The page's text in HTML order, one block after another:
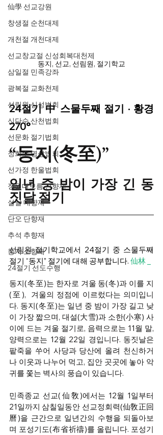
仙學 선교강원
창생절 순천대제
개천절 개천대제
선교창교절 신성회복대천제
삼일절 민족강좌
광복절 교화천제
선림원 신성법회
신단수 산천법회
선문화 절기법회
정화수 명상법회
선가정 한울법회
정월대보름 진향재
설날 대향재
단오 단향재
추석 추향재
동지 소향재
24절기 선도수행
동지, 선교, 선림원, 절기학교
24절기 中 스물두째 절기 · 황경
270°
“동지(冬至)”
일년 중 밤이 가장 긴 동
짓달 절기
선림원 절기학교에서 24절기 중 스물두째
절기 “동지” 절기에 대해 공부합니다. 仙林 _
동지(冬至)는 한자로 겨울 동(冬)과 이를 지
(至),  겨울의 정점에 이르렀다는 의미입니
다. 동지(冬至)는 일년 중 밤이 가장 길고 낮
이 가장 짧으며, 대설(大雪)과 소한(小寒) 사
이에 드는 겨울 절기로, 음력으로는 11월 말,
양력으로는 12월 22일 경입니다. 동짓날은
팥죽을 쑤어 사당과 당산에 올려 천신하거
나 이웃과 나누어 먹고, 집안 곳곳에 놓아 악
귀를 쫓는 벽사의 풍습이 있습니다.
민족종교 선교(仙敎)에서는 12월 1일부터
21일까지 삼칠일동안 선교정회력(仙敎正回
曆)을 근간으로 일년간의 수행을 되돌아보
며 포성기도(布省祈禱)를 올립니다. 포성기